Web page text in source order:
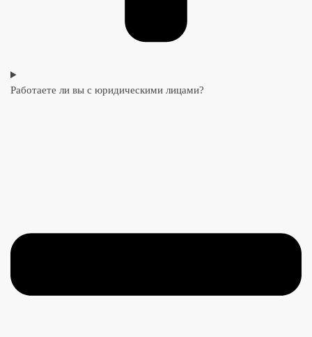
Работаете ли вы с юридическими лицами?